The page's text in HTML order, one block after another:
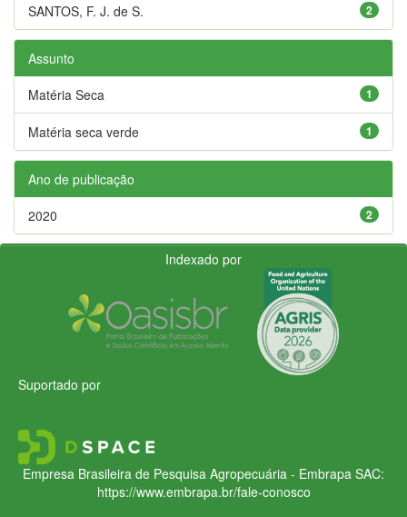
2
SANTOS, F. J. de S.
Assunto
1
Matéria Seca
1
Matéria seca verde
Ano de publicação
2
2020
Indexado por
Suportado por
Empresa Brasileira de Pesquisa Agropecuária - Embrapa SAC:
https://www.embrapa.br/fale-conosco